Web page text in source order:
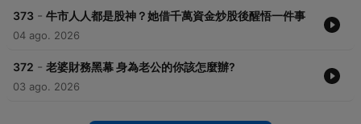
373 - 牛市人人都是股神？她借千萬資金炒股後醒悟一件事
04 ago. 2026
372 - 老婆財務黑幕 身為老公的你該怎麼辦?
03 ago. 2026